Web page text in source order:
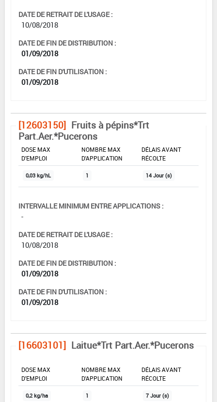
DATE DE RETRAIT DE L'USAGE :
10/08/2018
DATE DE FIN DE DISTRIBUTION :
01/09/2018
DATE DE FIN D'UTILISATION :
01/09/2018
[12603150] Fruits à pépins*Trt
Part.Aer.*Pucerons
DOSE MAX
D'EMPLOI
NOMBRE MAX
D'APPLICATION
DÉLAIS AVANT
RÉCOLTE
0,03 kg/hL 1 14 Jour (s)
INTERVALLE MINIMUM ENTRE APPLICATIONS :
-
DATE DE RETRAIT DE L'USAGE :
10/08/2018
DATE DE FIN DE DISTRIBUTION :
01/09/2018
DATE DE FIN D'UTILISATION :
01/09/2018
[16603101] Laitue*Trt Part.Aer.*Pucerons
DOSE MAX
D'EMPLOI
NOMBRE MAX
D'APPLICATION
DÉLAIS AVANT
RÉCOLTE
0,2 kg/ha 1 7 Jour (s)